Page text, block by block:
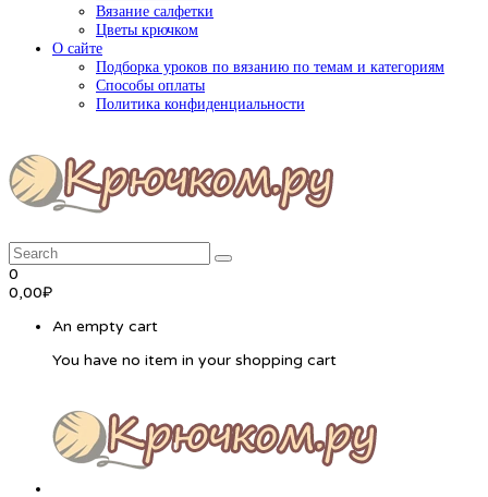
Вязание салфетки
Цветы крючком
О сайте
Подборка уроков по вязанию по темам и категориям
Способы оплаты
Политика конфиденциальности
0
0,00₽
An empty cart
You have no item in your shopping cart